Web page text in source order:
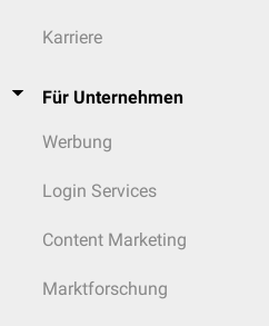
Karriere
Für Unternehmen
Werbung
Login Services
Content Marketing
Marktforschung